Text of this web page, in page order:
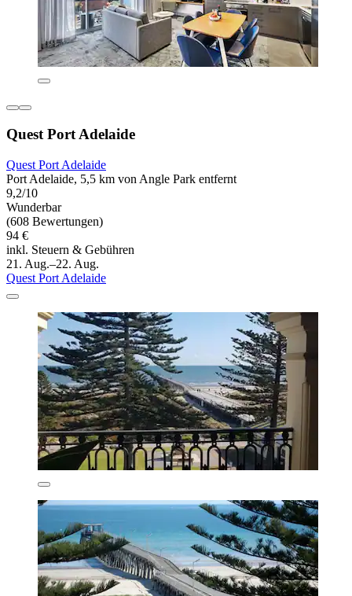
Quest Port Adelaide
Quest Port Adelaide
Port Adelaide, 5,5 km von Angle Park entfernt
9,2/10
Wunderbar
(608 Bewertungen)
94 €
inkl. Steuern & Gebühren
21. Aug.–22. Aug.
Quest Port Adelaide